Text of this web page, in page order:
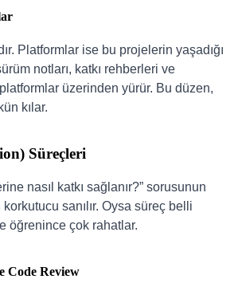
Platformlar ise bu projelerin yaşadığı
notları, katkı rehberleri ve
üzerinden yürür. Bu düzen,
kılar.
Süreçleri
nasıl katkı sağlanır?” sorusunun
sanılır. Oysa süreç belli
öğrenince çok rahatlar.
Code Review